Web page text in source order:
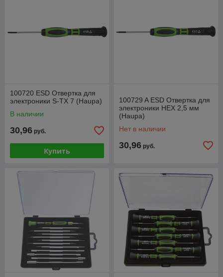
100720 ESD Отвертка для
электроники S-TX 7 (Haupa)
В наличии
30,96 руб.
Купить
100729 A ESD Отвертка для
электроники HEX 2,5 мм
(Haupa)
Нет в наличии
30,96 руб.